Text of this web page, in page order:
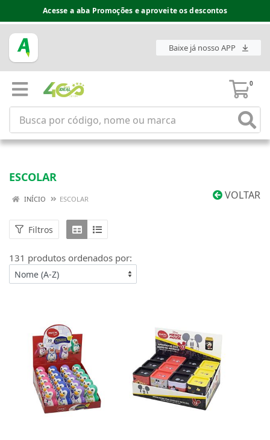
Espaço do Fornecedor disponível no acesso superior
Baixe já nosso APP
0
ESCOLAR
VOLTAR
INÍCIO ESCOLAR
Filtros
131 produtos ordenados por: